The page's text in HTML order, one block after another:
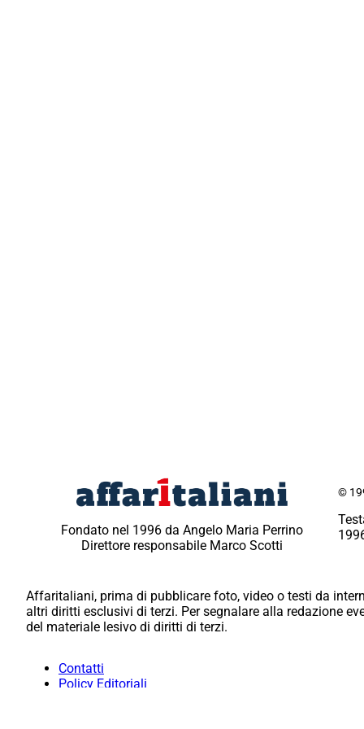
Fondato nel 1996 da Angelo Maria Perrino
Direttore responsabile Marco Scotti
©
Affaritaliani, prima di pubblicare foto, video o testi da
altri diritti esclusivi di terzi. Per segnalare alla redazione
del materiale lesivo di diritti di terzi.
Contatti
Policy Editoriali